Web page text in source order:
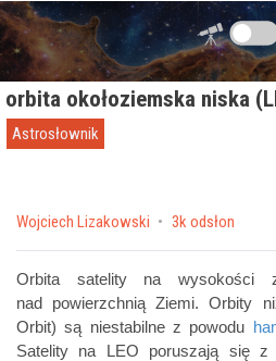
Przejdź do zawartości
orbita okołoziemska niska
Astrosłownik
by
Wojciech Lizakowski 3k odsłon
Orbita satelity na wysokości
nad powierzchnią Ziemi. Orbity
Orbit) są niestabilne z powodu
Satelity na LEO poruszają się z